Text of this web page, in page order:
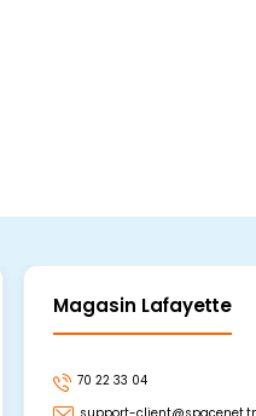
Magasin Lafayette
70 22 33 04